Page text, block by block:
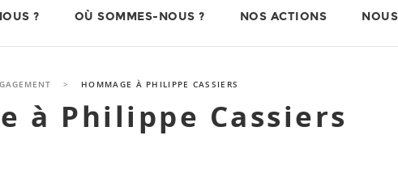
? OÙ SOMMES-NOUS ? NOS ACTIONS
> HOMMAGE À PHILIPPE CASSIERS
à Philippe Cassiers